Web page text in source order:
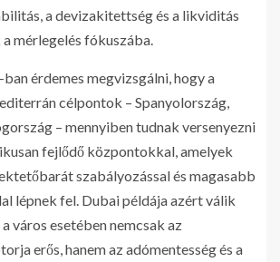
a devizakitettség és a likviditás
mérlegelés fókuszába.
érdemes megvizsgálni, hogy a
célpontok – Spanyolország,
– mennyiben tudnak versenyezni
fejlődő központokkal, amelyek
szabályozással és magasabb
lépnek fel. Dubai példája azért válik
város esetében nemcsak az
erős, hanem az adómentesség és a